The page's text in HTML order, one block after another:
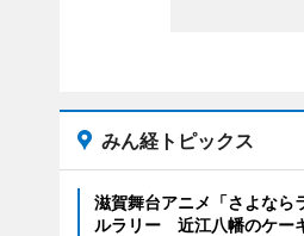
みん経トピックス
滋賀舞台アニメ「さよなら
ルラリー 近江八幡のケー